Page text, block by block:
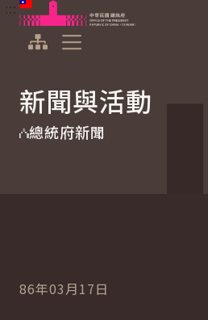
跳到主要內容
中華民國總統府
新聞與活動
總統府新聞
86年03月17日